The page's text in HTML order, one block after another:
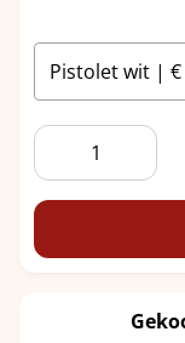
Geitenkaas
aantal